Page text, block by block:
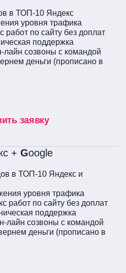
в ТОП-10 Яндекс
уровня трафика
работ по сайту без доплат
поддержка
созвоны с командой
деньги (прописано в
заявку
+ Google
в ТОП-10 Яндекс и
уровня трафика
работ по сайту без доплат
поддержка
лайн созвоны с командой
деньги (прописано в